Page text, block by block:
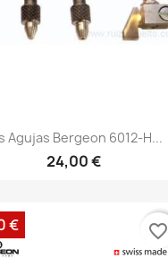
Agujas Bergeon 6012-H...
24,00 €
€ favorite_border